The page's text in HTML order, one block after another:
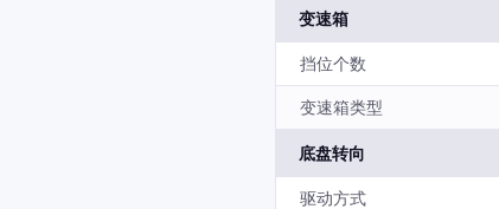
变速箱
挡位个数
变速箱类型
底盘转向
驱动方式